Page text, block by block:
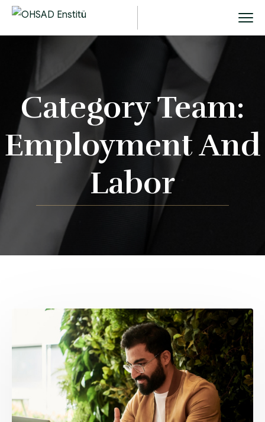
Category Team:
Employment And
Labor